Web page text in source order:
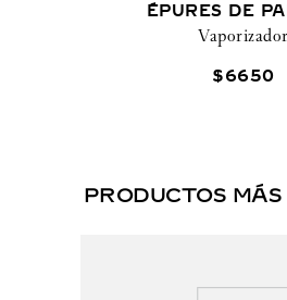
ÉPURES DE
Vaporizador
$6650
PRODUCTOS